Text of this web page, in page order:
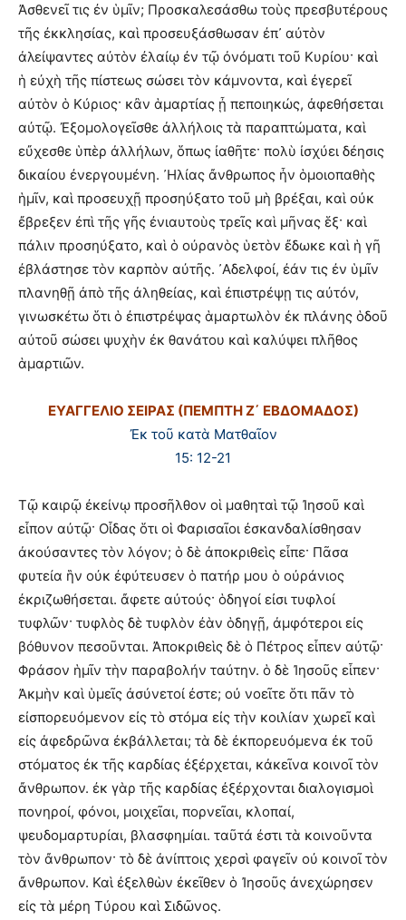
Ἀσθενεῖ τις ἐν ὑμῖν; Προσκαλεσάσθω τοὺς πρεσβυτέρους
τῆς ἐκκλησίας, καὶ προσευξάσθωσαν ἐπ᾿ αὐτὸν
ἀλείψαντες αὐτὸν ἐλαίῳ ἐν τῷ ὀνόματι τοῦ Κυρίου· καὶ
ἡ εὐχὴ τῆς πίστεως σώσει τὸν κάμνοντα, καὶ ἐγερεῖ
αὐτὸν ὁ Κύριος· κἂν ἁμαρτίας ᾖ πεποιηκώς, ἀφεθήσεται
αὐτῷ. Ἐξομολογεῖσθε ἀλλήλοις τὰ παραπτώματα, καὶ
εὔχεσθε ὑπὲρ ἀλλήλων, ὅπως ἰαθῆτε· πολὺ ἰσχύει δέησις
δικαίου ἐνεργουμένη. ᾿Ηλίας ἄνθρωπος ἦν ὁμοιοπαθὴς
ἡμῖν, καὶ προσευχῇ προσηύξατο τοῦ μὴ βρέξαι, καὶ οὐκ
ἔβρεξεν ἐπὶ τῆς γῆς ἐνιαυτοὺς τρεῖς καὶ μῆνας ἕξ· καὶ
πάλιν προσηύξατο, καὶ ὁ οὐρανὸς ὑετὸν ἔδωκε καὶ ἡ γῆ
ἐβλάστησε τὸν καρπὸν αὐτῆς. ᾿Αδελφοί, ἐάν τις ἐν ὑμῖν
πλανηθῇ ἀπὸ τῆς ἀληθείας, καὶ ἐπιστρέψῃ τις αὐτόν,
γινωσκέτω ὅτι ὁ ἐπιστρέψας ἁμαρτωλὸν ἐκ πλάνης ὁδοῦ
αὐτοῦ σώσει ψυχὴν ἐκ θανάτου καὶ καλύψει πλῆθος
ἁμαρτιῶν.
ΕΥΑΓΓΕΛΙΟ ΣΕΙΡΑΣ (ΠΕΜΠΤΗ Ζ΄ ΕΒΔΟΜΑΔΟΣ)
Ἐκ τοῦ κατὰ Ματθαῖον
15: 12-21
Τῷ καιρῷ ἐκείνῳ προσῆλθον οἱ μαθηταὶ τῷ Ἰησοῦ καὶ
εἶπον αὐτῷ· Οἶδας ὅτι οἱ Φαρισαῖοι ἐσκανδαλίσθησαν
ἀκούσαντες τὸν λόγον; ὁ δὲ ἀποκριθεὶς εἶπε· Πᾶσα
φυτεία ἣν οὐκ ἐφύτευσεν ὁ πατήρ μου ὁ οὐράνιος
ἐκριζωθήσεται. ἄφετε αὐτούς· ὁδηγοί εἰσι τυφλοί
τυφλῶν· τυφλὸς δὲ τυφλὸν ἐὰν ὁδηγῇ, ἀμφότεροι εἰς
βόθυνον πεσοῦνται. Ἀποκριθεὶς δὲ ὁ Πέτρος εἶπεν αὐτῷ·
Φράσον ἡμῖν τὴν παραβολήν ταύτην. ὁ δὲ Ἰησοῦς εἶπεν·
Ἀκμὴν καὶ ὑμεῖς ἀσύνετοί ἐστε; οὐ νοεῖτε ὅτι πᾶν τὸ
εἰσπορευόμενον εἰς τὸ στόμα εἰς τὴν κοιλίαν χωρεῖ καὶ
εἰς ἀφεδρῶνα ἐκβάλλεται; τὰ δὲ ἐκπορευόμενα ἐκ τοῦ
στόματος ἐκ τῆς καρδίας ἐξέρχεται, κἀκεῖνα κοινοῖ τὸν
ἄνθρωπον. ἐκ γὰρ τῆς καρδίας ἐξέρχονται διαλογισμοὶ
πονηροί, φόνοι, μοιχεῖαι, πορνεῖαι, κλοπαί,
ψευδομαρτυρίαι, βλασφημίαι. ταῦτά ἐστι τὰ κοινοῦντα
τὸν ἄνθρωπον· τὸ δὲ ἀνίπτοις χερσὶ φαγεῖν οὐ κοινοῖ τὸν
ἄνθρωπον. Καὶ ἐξελθὼν ἐκεῖθεν ὁ Ἰησοῦς ἀνεχώρησεν
εἰς τὰ μέρη Τύρου καὶ Σιδῶνος.